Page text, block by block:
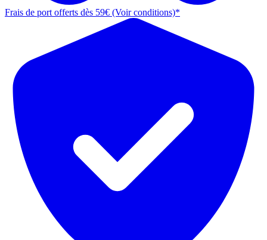
Frais de port offerts dès 59€ (Voir conditions)*